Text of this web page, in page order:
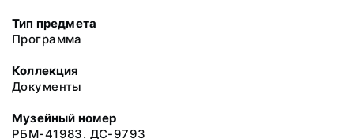
Тип предмета
Программа
Коллекция
Документы
Музейный номер
РБМ-41983. ДС-9793